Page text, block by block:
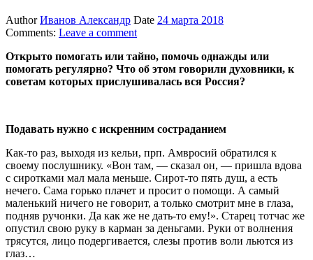
AuthorИванов Александр Date 24 марта 2018
Comments: Leave a comment
Открыто помогать или тайно, помочь однажды или
помогать регулярно? Что об этом говорили духовники, к
советам которых прислушивалась вся Россия?
Подавать нужно с искренним состраданием
Как-то раз, выходя из кельи, прп. Амвросий обратился к
своему послушнику. «Вон там, — сказал он, — пришла вдова
с сиротками мал мала меньше. Сирот-то пять душ, а есть
нечего. Сама горько плачет и просит о помощи. А самый
маленький ничего не говорит, а только смотрит мне в глаза,
подняв ручонки. Да как же не дать-то ему!». Старец тотчас же
опустил свою руку в карман за деньгами. Руки от волнения
трясутся, лицо подергивается, слезы против воли льются из
глаз…